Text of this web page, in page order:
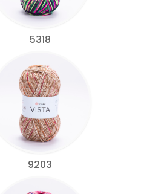
5318
9203